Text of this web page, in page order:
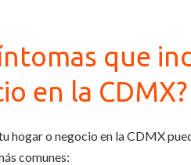
que
en la CDMX?
hogar o negocio en la CDMX
comunes: